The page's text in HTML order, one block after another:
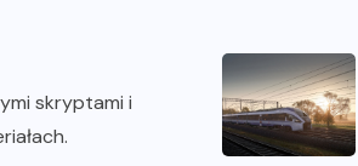
skryptami i